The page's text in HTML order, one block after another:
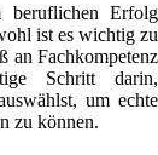
beruflichen Erfolg
ist es wichtig zu
an Fachkompetenz
Schritt darin,
um echte
zu können.